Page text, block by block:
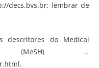
decs.bvs.br; lembrar de
descritores do Medical
(MeSH) →